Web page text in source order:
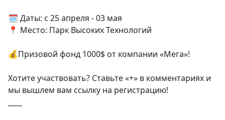
🗓 Даты: c 25 апреля - 03 мая
📍 Место: Парк Высоких Технологий
💰Призовой фонд 1000$ от компании «Мега»!
Хотите участвовать? Ставьте «+» в комментариях и
мы вышлем вам ссылку на регистрацию!